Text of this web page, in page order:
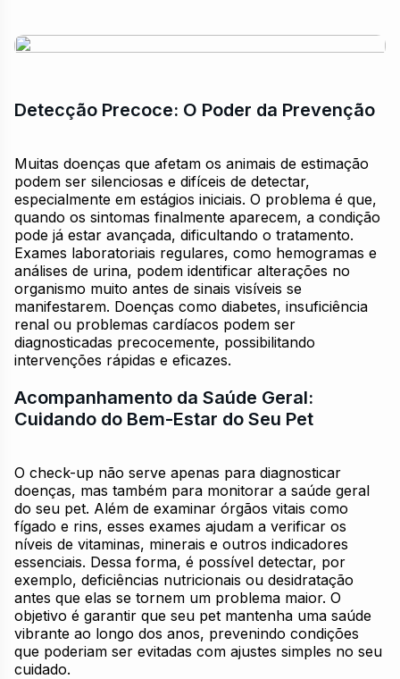
Detecção Precoce: O Poder da Prevenção
Muitas doenças que afetam os animais de estimação
podem ser silenciosas e difíceis de detectar,
especialmente em estágios iniciais. O problema é que,
quando os sintomas finalmente aparecem, a condição
pode já estar avançada, dificultando o tratamento.
Exames laboratoriais regulares, como hemogramas e
análises de urina, podem identificar alterações no
organismo muito antes de sinais visíveis se
manifestarem. Doenças como diabetes, insuficiência
renal ou problemas cardíacos podem ser
diagnosticadas precocemente, possibilitando
intervenções rápidas e eficazes.
Acompanhamento da Saúde Geral:
Cuidando do Bem-Estar do Seu Pet
O check-up não serve apenas para diagnosticar
doenças, mas também para monitorar a saúde geral
do seu pet. Além de examinar órgãos vitais como
fígado e rins, esses exames ajudam a verificar os
níveis de vitaminas, minerais e outros indicadores
essenciais. Dessa forma, é possível detectar, por
exemplo, deficiências nutricionais ou desidratação
antes que elas se tornem um problema maior. O
objetivo é garantir que seu pet mantenha uma saúde
vibrante ao longo dos anos, prevenindo condições
que poderiam ser evitadas com ajustes simples no seu
cuidado.